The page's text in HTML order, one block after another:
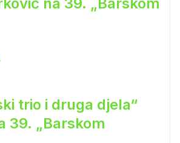
trio i druga djela“
39. „Barskom